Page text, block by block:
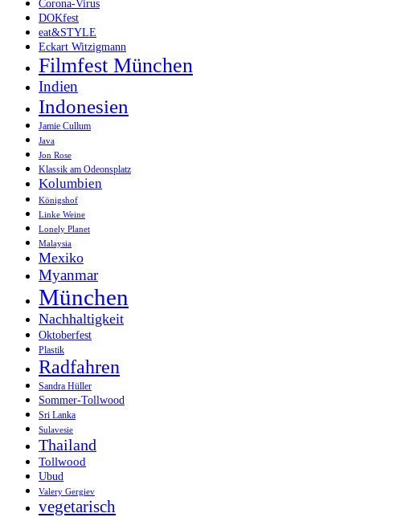
Corona-Virus
DOKfest
eat&STYLE
Eckart Witzigmann
Filmfest München
Indien
Indonesien
Jamie Cullum
Java
Jon Rose
Klassik am Odeonsplatz
Kolumbien
Königshof
Linke Weine
Lonely Planet
Malaysia
Mexiko
Myanmar
München
Nachhaltigkeit
Oktoberfest
Plastik
Radfahren
Sandra Hüller
Sommer-Tollwood
Sri Lanka
Sulavesie
Thailand
Tollwood
Ubud
Valery Gergiev
vegetarisch